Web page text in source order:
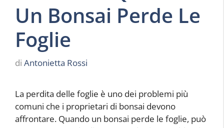
Un Bonsai Perde Le
Foglie
di Antonietta Rossi
La perdita delle foglie è uno dei problemi più
comuni che i proprietari di bonsai devono
affrontare. Quando un bonsai perde le foglie, può